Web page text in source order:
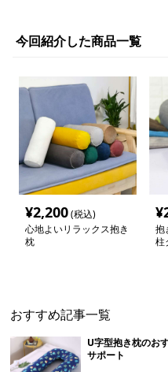
今回紹介した商品一覧
¥2,200(税込)
心地よいリラックス抱き
枕
¥
抱
柱
おすすめ記事一覧
U字型抱き枕のお
サポート